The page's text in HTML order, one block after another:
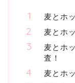
麦とホ
麦とホ
麦とホ
査！
麦とホ